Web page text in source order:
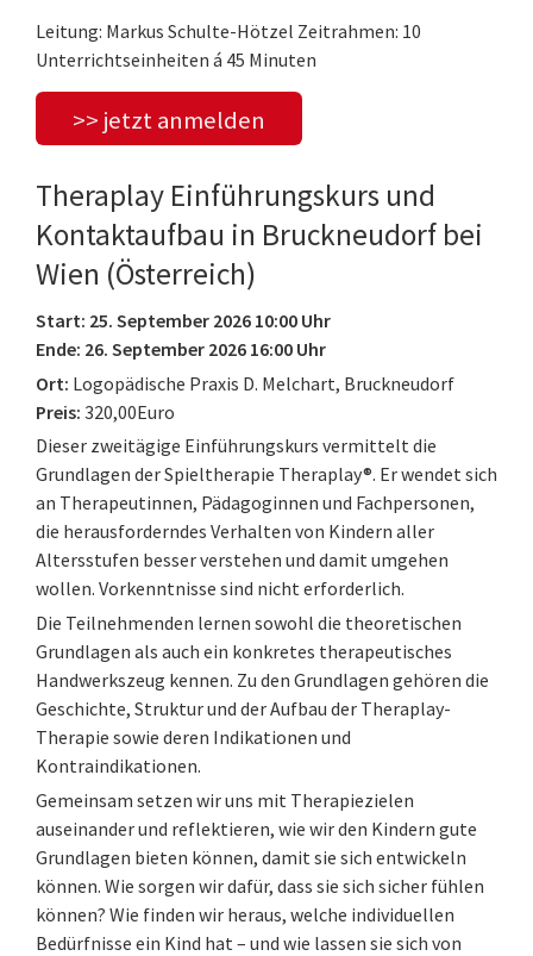
Leitung: Markus Schulte-Hötzel Zeitrahmen: 10
Unterrichtseinheiten á 45 Minuten
>> jetzt anmelden
Theraplay Einführungskurs und
Kontaktaufbau in Bruckneudorf bei
Wien (Österreich)
Start: 25. September 2026 10:00 Uhr
Ende: 26. September 2026 16:00 Uhr
Ort: Logopädische Praxis D. Melchart, Bruckneudorf
Preis: 320,00Euro
Dieser zweitägige Einführungskurs vermittelt die
Grundlagen der Spieltherapie Theraplay®. Er wendet sich
an Therapeutinnen, Pädagoginnen und Fachpersonen,
die herausforderndes Verhalten von Kindern aller
Altersstufen besser verstehen und damit umgehen
wollen. Vorkenntnisse sind nicht erforderlich.
Die Teilnehmenden lernen sowohl die theoretischen
Grundlagen als auch ein konkretes therapeutisches
Handwerkszeug kennen. Zu den Grundlagen gehören die
Geschichte, Struktur und der Aufbau der Theraplay-
Therapie sowie deren Indikationen und
Kontraindikationen.
Gemeinsam setzen wir uns mit Therapiezielen
auseinander und reflektieren, wie wir den Kindern gute
Grundlagen bieten können, damit sie sich entwickeln
können. Wie sorgen wir dafür, dass sie sich sicher fühlen
können? Wie finden wir heraus, welche individuellen
Bedürfnisse ein Kind hat – und wie lassen sie sich von